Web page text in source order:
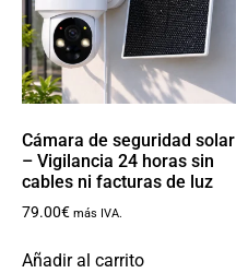
Cámara de seguridad solar
– Vigilancia 24 horas sin
cables ni facturas de luz
79.00€ más IVA.
Añadir al carrito